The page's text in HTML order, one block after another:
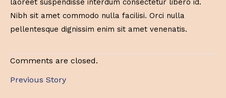
laoreet suspendisse interdum consectetur libero id.
Nibh sit amet commodo nulla facilisi. Orci nulla
pellentesque dignissim enim sit amet venenatis.
Comments are closed.
Previous Story